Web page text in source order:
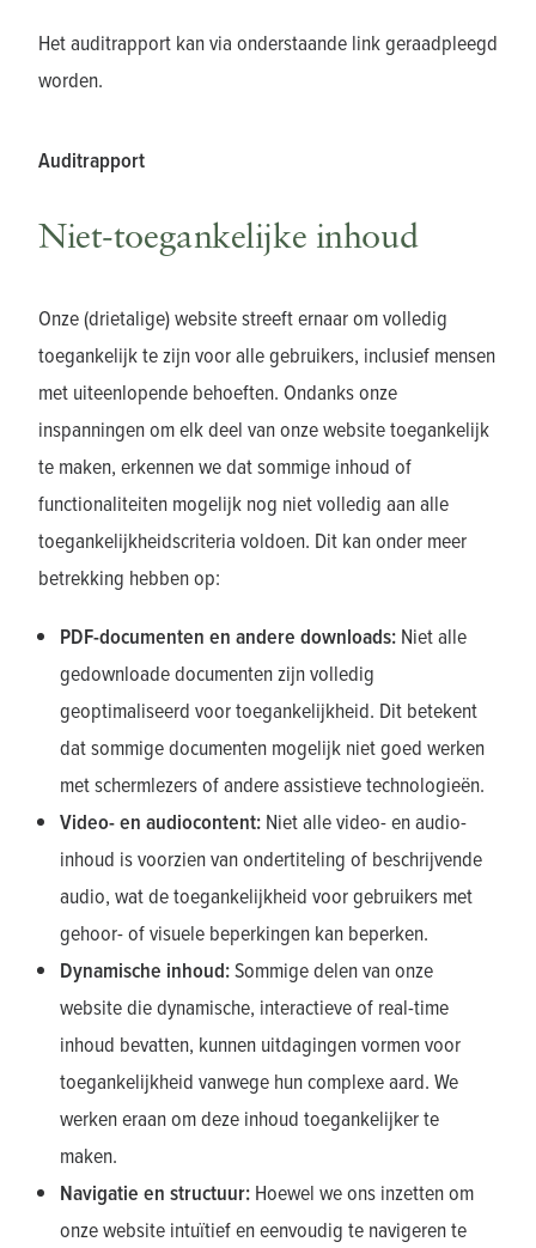
Het auditrapport kan via onderstaande link geraadpleegd
worden.
Auditrapport
Niet-toegankelijke inhoud
Onze (drietalige) website streeft ernaar om volledig
toegankelijk te zijn voor alle gebruikers, inclusief mensen
met uiteenlopende behoeften. Ondanks onze
inspanningen om elk deel van onze website toegankelijk
te maken, erkennen we dat sommige inhoud of
functionaliteiten mogelijk nog niet volledig aan alle
toegankelijkheidscriteria voldoen. Dit kan onder meer
betrekking hebben op:
PDF-documenten en andere downloads: Niet alle
gedownloade documenten zijn volledig
geoptimaliseerd voor toegankelijkheid. Dit betekent
dat sommige documenten mogelijk niet goed werken
met schermlezers of andere assistieve technologieën.
Video- en audiocontent: Niet alle video- en audio-
inhoud is voorzien van ondertiteling of beschrijvende
audio, wat de toegankelijkheid voor gebruikers met
gehoor- of visuele beperkingen kan beperken.
Dynamische inhoud:Sommige delen van onze
website die dynamische, interactieve of real-time
inhoud bevatten, kunnen uitdagingen vormen voor
toegankelijkheid vanwege hun complexe aard. We
werken eraan om deze inhoud toegankelijker te
maken.
Navigatie en structuur: Hoewel we ons inzetten om
onze website intuïtief en eenvoudig te navigeren te